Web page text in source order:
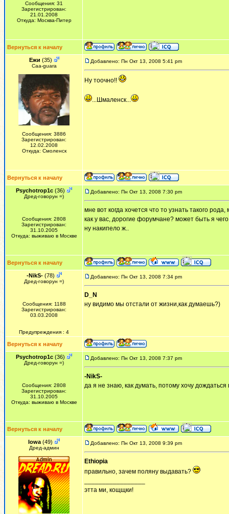
Сообщения: 31
Зарегистрирован:
21.01.2008
Откуда: Москва-Питер
Вернуться к началу
Ежи (35)
Сaa-guara
Сообщения: 3886
Зарегистрирован:
12.02.2008
Откуда: Смоленск
Добавлено: Пн Окт 13, 2008 5:41 pm
Ну тоочно!!
...Шмаленск...
Вернуться к началу
Psychotrop1c (36)
Дред-говорун =)
Сообщения: 2808
Зарегистрирован:
31.10.2005
Откуда: выживаю в Москве
Добавлено: Пн Окт 13, 2008 7:30 pm
мне вот когда хочется что то узнать такого
как у вас, дорогие форумчане? может быть я
ну накипело ж..
Вернуться к началу
-NikS-(78)
Дред-говорун =)
Сообщения: 1188
Зарегистрирован:
03.03.2008
Предупреждения : 4
Добавлено: Пн Окт 13, 2008 7:34 pm
D_N
ну видимо мы отстали от жизни,как думаешь?)
Вернуться к началу
Psychotrop1c (36)
Дред-говорун =)
Сообщения: 2808
Зарегистрирован:
31.10.2005
Откуда: выживаю в Москве
Добавлено: Пн Окт 13, 2008 7:37 pm
-NikS-
да я не знаю, как думать, потому хочу
Вернуться к началу
Iowa (49)
Дред-админ
Добавлено: Пн Окт 13, 2008 9:39 pm
Ethiopia
правильно, зачем поляну выдавать?
этта ми, кощщки!